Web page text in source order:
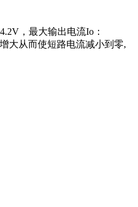
，最大输出电流Io：
大从而使短路电流减小到零,